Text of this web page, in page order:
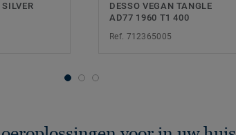
DESSO VEGAN TANGLE
AD77 1960 T1 400
Ref. 712365005